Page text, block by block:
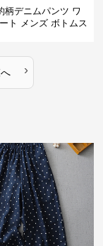
柄デニムパンツ ワ
ト メンズ ボトムス
›